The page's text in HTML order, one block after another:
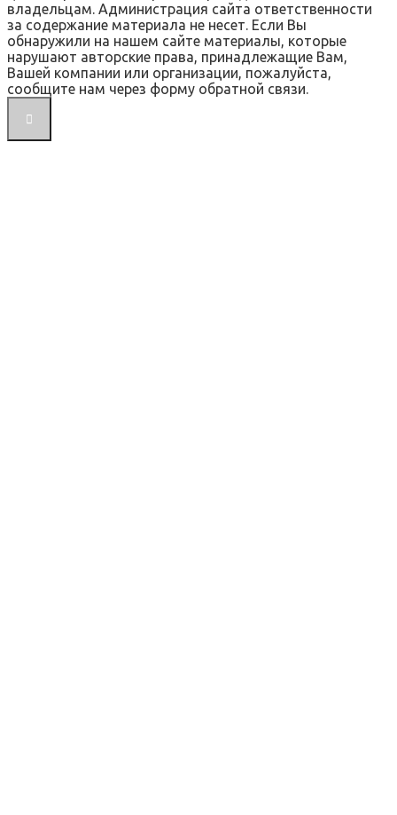
владельцам. Администрация сайта ответственности
за содержание материала не несет. Если Вы
обнаружили на нашем сайте материалы, которые
нарушают авторские права, принадлежащие Вам,
Вашей компании или организации, пожалуйста,
сообщите нам через форму обратной связи.